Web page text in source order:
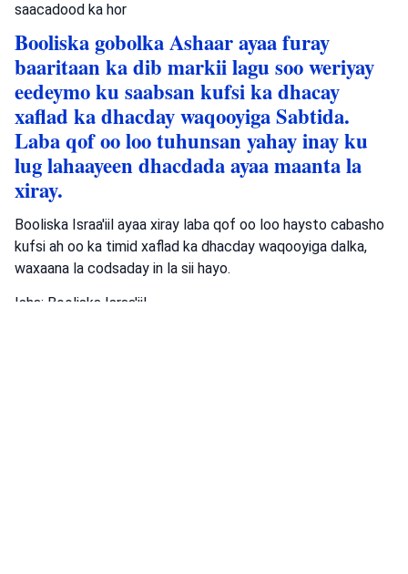
saacadood ka hor
Booliska gobolka Ashaar ayaa furay
baaritaan ka dib markii lagu soo weriyay
eedeymo ku saabsan kufsi ka dhacay
xaflad ka dhacday waqooyiga Sabtida.
Laba qof oo loo tuhunsan yahay inay ku
lug lahaayeen dhacdada ayaa maanta la
xiray.
Booliska Israa'iil ayaa xiray laba qof oo loo haysto cabasho
kufsi ah oo ka timid xaflad ka dhacday waqooyiga dalka,
waxaana la codsaday in la sii hayo.
Isha: Booliska Israa'iil